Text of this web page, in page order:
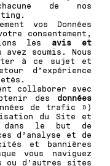
de nos
vos Données
consentement,
les avis et
avez soumis. Nous
à ce sujet et
d’expérience
collaborer avec
des données
de trafic »)
du Site et
dans le but de
d’analyse et de
et bannières
vous naviguez
ou d’autres sites